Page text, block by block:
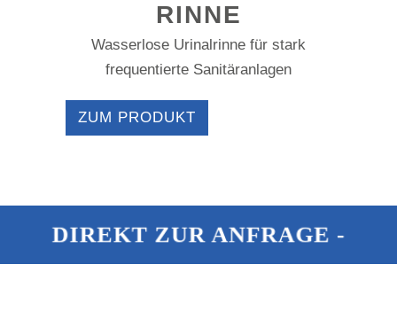
RINNE
Wasserlose Urinalrinne für stark
frequentierte Sanitäranlagen
ZUM PRODUKT
DIREKT ZUR ANFRAGE -